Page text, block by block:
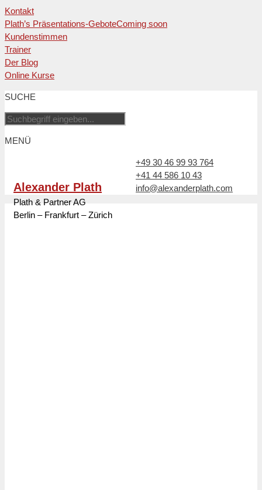
Kontakt
Plath’s Präsentations-GeboteComing soon
Kundenstimmen
Trainer
Der Blog
Online Kurse
Inhalt
springen
SUCHE
MENÜ
Alexander Plath
Plath & Partner AG
Berlin – Frankfurt – Zürich
+49 30 46 99 93 764
+41 44 586 10 43
info@alexanderplath.com